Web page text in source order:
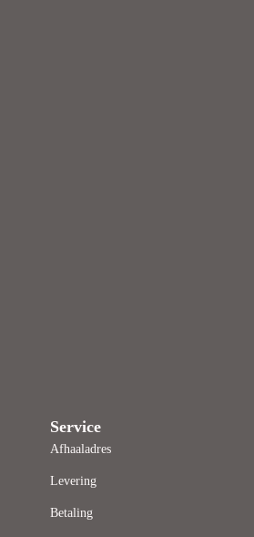
Service
Afhaaladres
Levering
Betaling